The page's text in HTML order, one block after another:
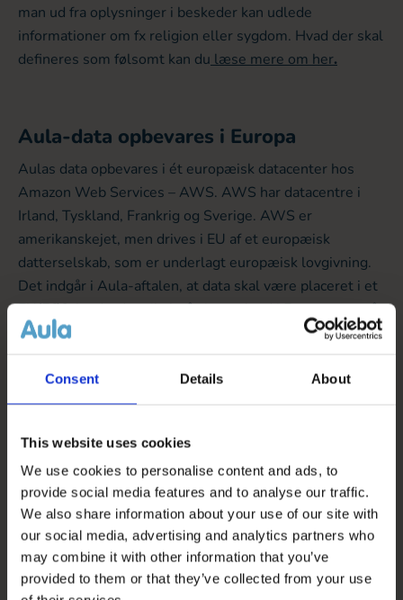
Consent Details About
This website uses cookies
We use cookies to personalise content and ads, to
provide social media features and to analyse our traffic.
We also share information about your use of our site with
our social media, advertising and analytics partners who
may combine it with other information that you’ve
provided to them or that they’ve collected from your use
man ud fra oplysninger i beskeder kan udlede
informationer om fx religion eller sygdom. Hvad der skal
defineres som følsomt kan du læse mere om her.
Aula-data opbevares i Europa
Aulas data opbevares i ét europæisk datacenter hos
Amazon Web Services – AWS. AWS har datacentre i
Irland, Tyskland, Frankrig og Sverige. AWS er
amerikanskejet, men drives i EU af et europæisk
datterselskab, som er underlagt europæisk lovgivning.
Det indgår i Aula-aftalen, at data skal være placeret i et
EU/EØS-land – det vil altså sige et land i Europa – og på
intet tidspunkt må føres ud af EU/EØS. Alle lande i
persondata, og det gør dermed ikke nogen juridisk
forskel, hvilket land Aula-data er opbevaret i.
Selvom AWS er et kæmpe firma med mange datacentre
vil Aula konstant vide og kunne efterprøve, at data er
opbevaret i det aftalte datacenter.
Samtykker og tilladelser i Aula